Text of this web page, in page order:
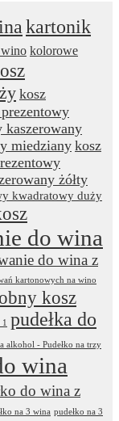
kartonik
kolorowe
kosz
kaszerowany
miedzianykosz
żółty
kwadratowy duży
do wina
do wina z
kartonowych na wino
kosz
pudełka do
alkohol - Pudełko na trzy
wina
do wina z
na 3 wina pudełko na 3